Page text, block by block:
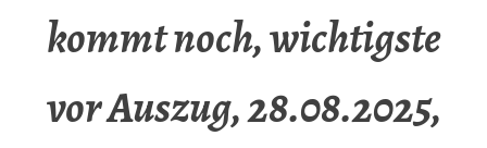
kommt noch, wichtigste
vor Auszug, 28.08.2025,